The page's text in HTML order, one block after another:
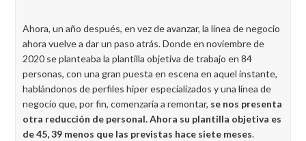
Ahora, un año después, en vez de avanzar, la línea de negocio
ahora vuelve a dar un paso atrás. Donde en noviembre de
2020 se planteaba la plantilla objetiva de trabajo en 84
personas, con una gran puesta en escena en aquel instante,
hablándonos de perfiles hiper especializados y una línea de
negocio que, por fin, comenzaría a remontar, se nos presenta
otra reducción de personal. Ahora su plantilla objetiva es
de 45, 39 menos que las previstas hace siete meses.